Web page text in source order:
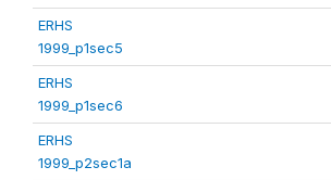
ERHS
1999_p1sec5
ERHS
1999_p1sec6
ERHS
1999_p2sec1a